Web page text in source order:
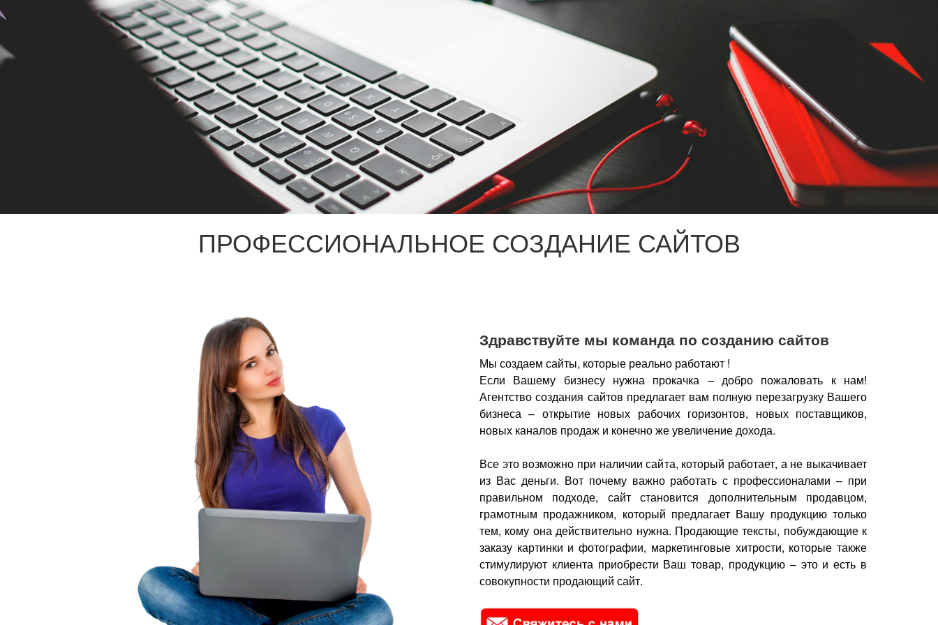
ПРОФЕССИОНАЛЬНОЕ СОЗДАНИЕ САЙТОВ
Здравствуйте мы команда по созданию сайтов
Мы создаем сайты, которые реально работают !
Если Вашему бизнесу нужна прокачка – добро пожаловать к нам!
Агентство создания сайтов предлагает вам полную перезагрузку Вашего
бизнеса – открытие новых рабочих горизонтов, новых поставщиков,
новых каналов продаж и конечно же увеличение дохода.
Все это возможно при наличии сайта, который работает, а не выкачивает
из Вас деньги. Вот почему важно работать с профессионалами – при
правильном подходе, сайт становится дополнительным продавцом,
грамотным продажником, который предлагает Вашу продукцию только
тем, кому она действительно нужна. Продающие тексты, побуждающие к
заказу картинки и фотографии, маркетинговые хитрости, которые также
стимулируют клиента приобрести Ваш товар, продукцию – это и есть в
совокупности продающий сайт.